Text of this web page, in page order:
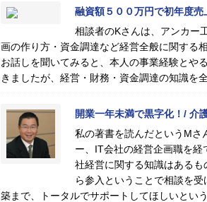
融資額５００万円で初年度売
相談者のKさんは、アンカー
画の作り方・資金調達など経営全般に関する
お話しを聞いてみると、本人の事業経験とや
きましたが、経営・財務・資金調達の知識を
開業一年未満で黒字化！/ 介
私の著書を読んだというMさ
ー、IT会社の経営企画職を
社経営に関する知識はある
ら参入ということで相談を
築まで、トータルでサポートしてほしいとい